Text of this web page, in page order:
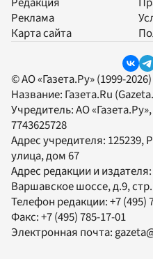
Реклама
Карта сайта
© АО «Газета.Ру» (1999-
Название: Газета.Ru
Учредитель:АО «Газета.Ру»
7743625728
Адрес учредителя: 125239,
улица, дом 67
Адрес редакции и издателя:
Варшавское шоссе, д.9,
Телефон редакции:+7 (495)
Факс:+7 (495) 785-17-01
Электронная почта: